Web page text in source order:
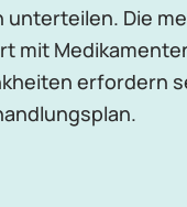
Die
mit
erfordern